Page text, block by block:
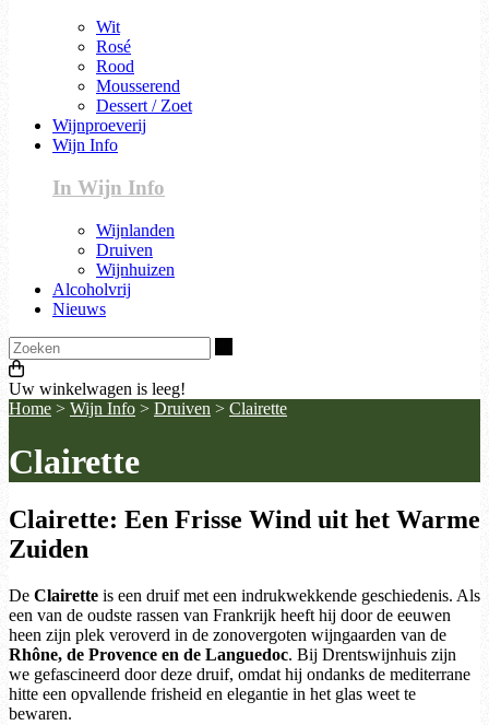
Wit
Rosé
Rood
Mousserend
Dessert / Zoet
Wijnproeverij
Wijn Info
In Wijn Info
Wijnlanden
Druiven
Wijnhuizen
Alcoholvrij
Nieuws
Uw winkelwagen is leeg!
Home > Wijn Info > Druiven > Clairette
Clairette
Clairette: Een Frisse Wind uit het Warme
Zuiden
De Clairette is een druif met een indrukwekkende geschiedenis. Als
een van de oudste rassen van Frankrijk heeft hij door de eeuwen
heen zijn plek veroverd in de zonovergoten wijngaarden van de
Rhône, de Provence en de Languedoc. Bij Drentswijnhuis zijn
we gefascineerd door deze druif, omdat hij ondanks de mediterrane
hitte een opvallende frisheid en elegantie in het glas weet te
bewaren.